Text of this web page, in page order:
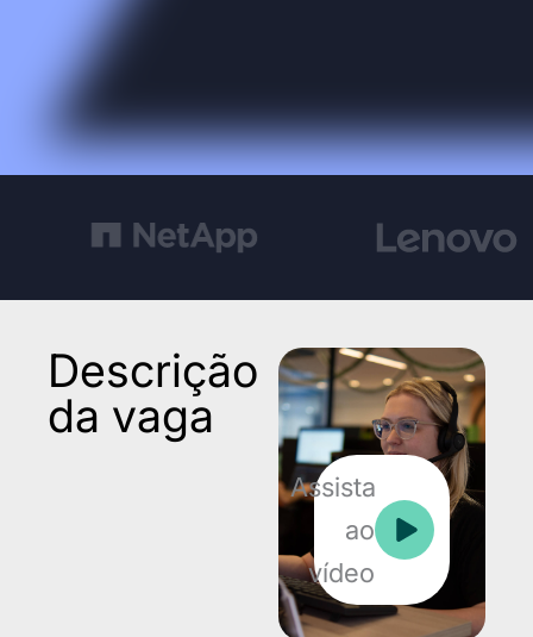
Descrição
da vaga
Assista
ao
vídeo